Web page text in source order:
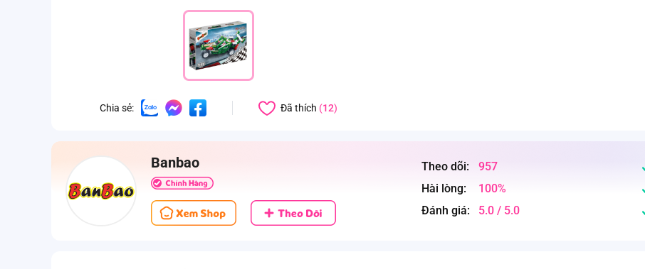
Chia sẻ: Đã thích (12)
Banbao Theo dõi:
957
Hài lòng:
100%
Đánh giá:
5.0 / 5.0